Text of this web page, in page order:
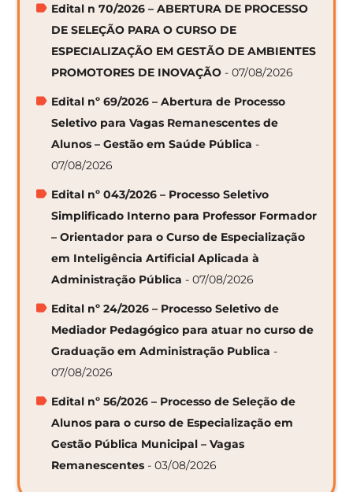
Edital n 70/2026 – ABERTURA DE PROCESSO
DE SELEÇÃO PARA O CURSO DE
ESPECIALIZAÇÃO EM GESTÃO DE AMBIENTES
PROMOTORES DE INOVAÇÃO - 07/08/2026
Edital nº 69/2026 – Abertura de Processo
Seletivo para Vagas Remanescentes de
Alunos – Gestão em Saúde Pública -
07/08/2026
Edital nº 043/2026 – Processo Seletivo
Simplificado Interno para Professor Formador
– Orientador para o Curso de Especialização
em Inteligência Artificial Aplicada à
Administração Pública - 07/08/2026
Edital nº 24/2026 – Processo Seletivo de
Mediador Pedagógico para atuar no curso de
Graduação em Administração Publica -
07/08/2026
Edital nº 56/2026 – Processo de Seleção de
Alunos para o curso de Especialização em
Gestão Pública Municipal – Vagas
Remanescentes - 03/08/2026